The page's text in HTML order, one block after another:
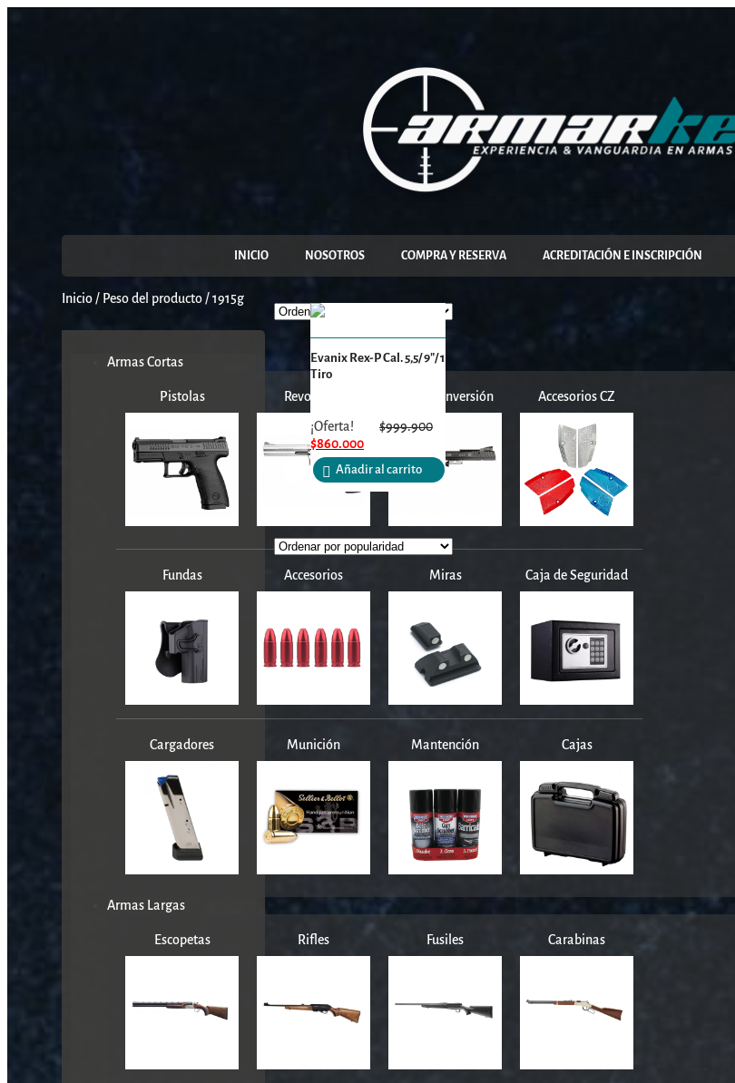
INICIO NOSOTROS COMPRA Y RESERVA ACREDITACIÓN E INSCRIPCIÓN
Inicio/ Peso del producto/1915g
Armas Cortas
Pistolas Revolveres Kit de conversión Accesorios CZ
Fundas Accesorios Miras Caja de Seguridad
Cargadores Munición Mantención Cajas
Armas Largas
Escopetas Rifles Fusiles Carabinas
Evanix Rex-P Cal. 5,5/ 9″/ 1
Tiro
¡Oferta! $999.900
$860.000
Añadir al carrito